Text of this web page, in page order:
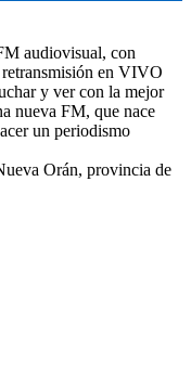
audiovisual, con
en VIVO
y ver con la mejor
nueva FM, que nace
un periodismo
Orán, provincia de